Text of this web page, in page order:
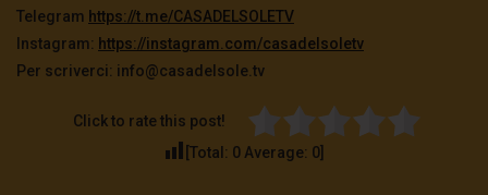
Telegram https://t.me/CASADELSOLETV
Instagram: https://instagram.com/casadelsoletv
Per scriverci: info@casadelsole.tv
Click to rate this post!
[Total: 0 Average: 0